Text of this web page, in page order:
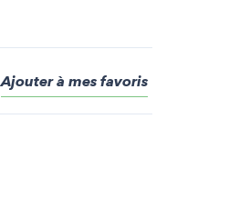
Ajouter à mes favoris